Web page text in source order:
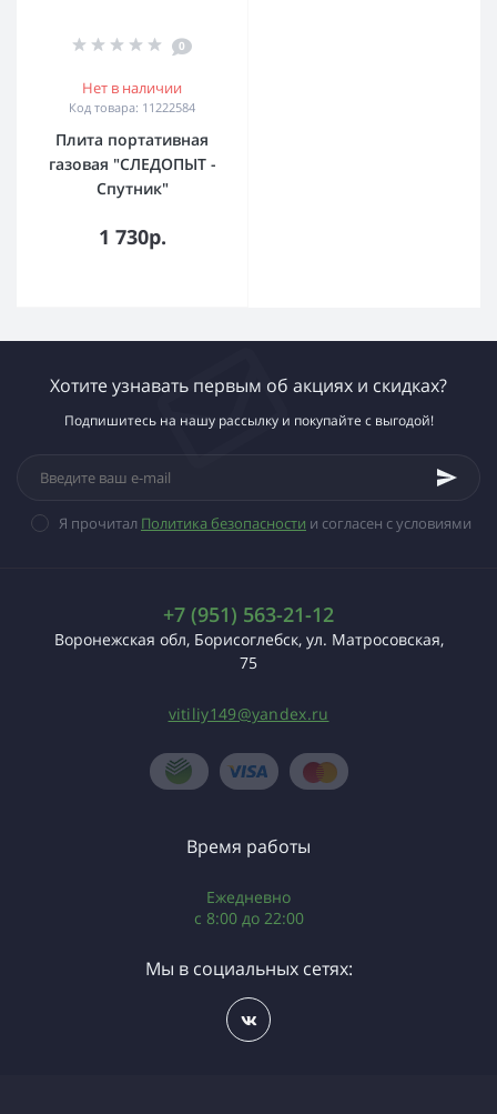
0
Нет в наличии
Код товара: 11222584
Плита портативная
газовая "СЛЕДОПЫТ -
Спутник"
1 730р.
Хотите узнавать первым об акциях и скидках?
Подпишитесь на нашу рассылку и покупайте с выгодой!
Я прочитал Политика безопасности и согласен с условиями
+7 (951) 563-21-12
Воронежская обл, Борисоглебск, ул. Матросовская,
75
vitiliy149@yandex.ru
Время работы
Ежедневно
с 8:00 до 22:00
Мы в социальных сетях: